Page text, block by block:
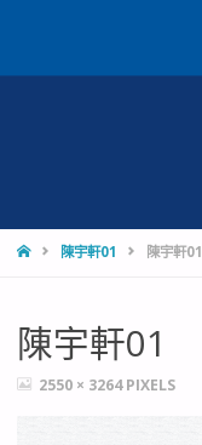
HOME陳宇軒01 陳宇軒01
陳宇軒01
FULL2550 × 3264PIXELS